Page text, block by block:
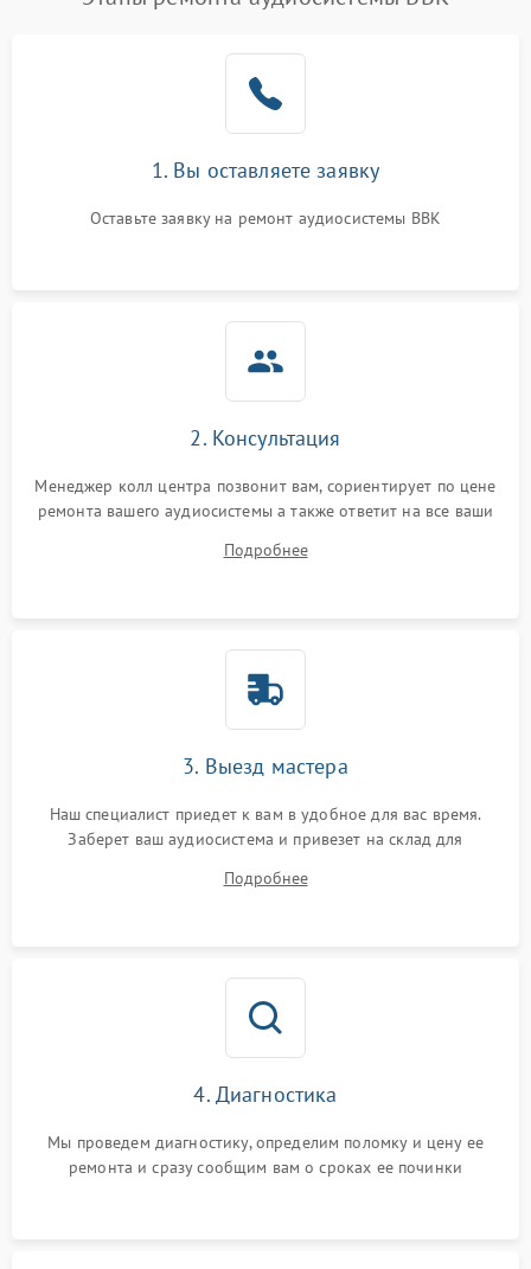
1. Вы оставляете заявку
Оставьте заявку на ремонт аудиосистемы BBK
2. Консультация
Менеджер колл центра позвонит вам, сориентирует по цене
ремонта вашего аудиосистемы а также ответит на все ваши
Подробнее
3. Выезд мастера
Наш специалист приедет к вам в удобное для вас время.
Заберет ваш аудиосистема и привезет на склад для
Подробнее
4. Диагностика
Мы проведем диагностику, определим поломку и цену ее
ремонта и сразу сообщим вам о сроках ее починки